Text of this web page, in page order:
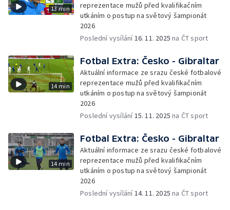
13 min
reprezentace mužů před kvalifikačním
utkáním o postup na světový šampionát
2026
Poslední vysílání16. 11. 2025 na ČT sport
14 min
Fotbal Extra: Česko - Gibraltar
Aktuální informace ze srazu české fotbalové
reprezentace mužů před kvalifikačním
utkáním o postup na světový šampionát
2026
Poslední vysílání15. 11. 2025 na ČT sport
14 min
Fotbal Extra: Česko - Gibraltar
Aktuální informace ze srazu české fotbalové
reprezentace mužů před kvalifikačním
utkáním o postup na světový šampionát
2026
Poslední vysílání14. 11. 2025 na ČT sport